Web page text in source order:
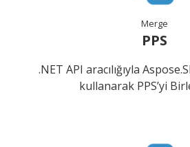
Merge
PPS
.NET API aracılığıyla
kullanarak PPS’yi